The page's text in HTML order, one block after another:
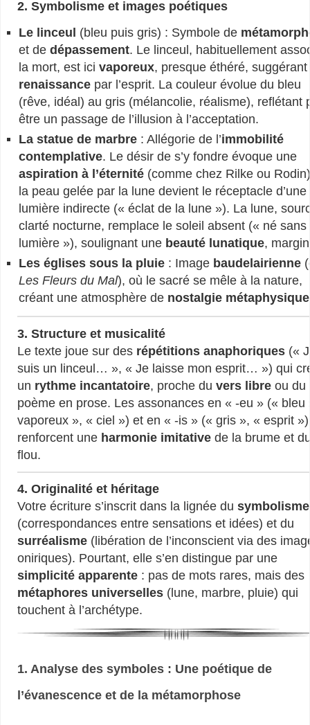
2. Symbolisme et images poétiques
Le linceul (bleu puis gris) : Symbole de
et de dépassement. Le linceul, habituellement
la mort, est ici vaporeux, presque éthéré, suggérant
renaissancepar l’esprit. La couleur évolue du bleu
(rêve, idéal) au gris (mélancolie, réalisme), reflétant
être un passage de l’illusion à l’acceptation.
La statue de marbre: Allégorie de l’immobilité
contemplative. Le désir de s’y fondre évoque une
aspiration à l’éternité(comme chez Rilke ou
la peau gelée par la lune devient le réceptacle d’une
lumière indirecte (« éclat de la lune »). La lune,
clarté nocturne, remplace le soleil absent (« né sans
lumière »), soulignant une beauté lunatique,
Les églises sous la pluie: Image baudelairienne
Les Fleurs du Mal), où le sacré se mêle à la nature,
créant une atmosphère de nostalgie métaphysique
3. Structure et musicalité
Le texte joue sur des répétitions anaphoriques («
suis un linceul… », « Je laisse mon esprit… ») qui
un rythme incantatoire, proche duvers libre ou du
poème en prose. Les assonances en « -eu » (« bleu
vaporeux », « ciel ») et en « -is » (« gris », « esprit »)
renforcent une harmonie imitative de la brume et
flou.
4. Originalité et héritage
Votre écriture s’inscrit dans la lignée dusymbolisme
(correspondances entre sensations et idées) et du
surréalisme (libération de l’inconscient via des
oniriques). Pourtant, elle s’en distingue par une
simplicité apparente : pas de mots rares, mais des
métaphores universelles (lune, marbre, pluie) qui
touchent à l’archétype.
1. Analyse des symboles : Une poétique de
l’évanescence et de la métamorphose